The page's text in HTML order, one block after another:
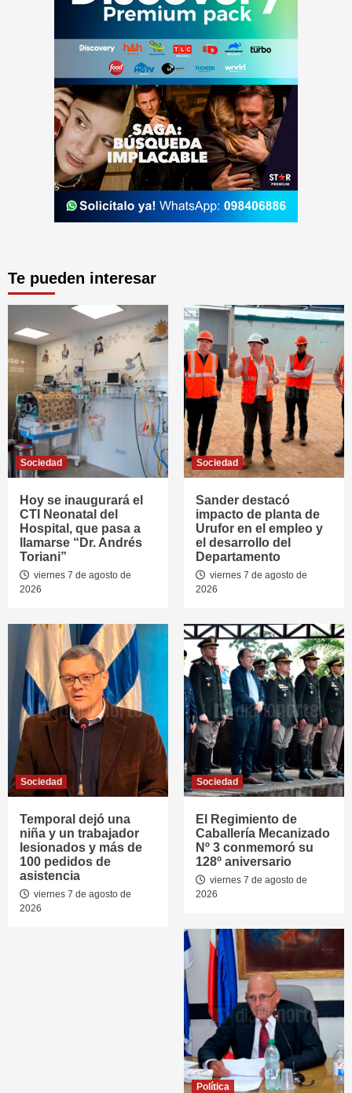
Te pueden interesar
Sociedad
Hoy se inaugurará el
CTI Neonatal del
Hospital, que pasa a
llamarse “Dr. Andrés
Toriani”
viernes 7 de agosto de
2026
Sociedad
Sander destacó
impacto de planta de
Urufor en el empleo y
el desarrollo del
Departamento
viernes 7 de agosto de
2026
Sociedad
Temporal dejó una
niña y un trabajador
lesionados y más de
100 pedidos de
asistencia
viernes 7 de agosto de
2026
Sociedad
El Regimiento de
Caballería Mecanizado
Nº 3 conmemoró su
128º aniversario
viernes 7 de agosto de
2026
Política